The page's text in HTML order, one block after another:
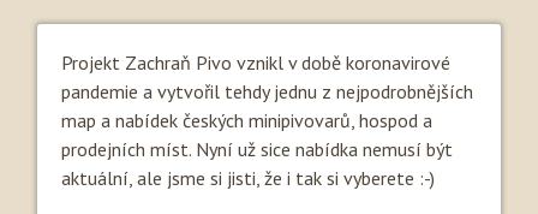
Projekt Zachraň Pivo vznikl v době koronavirové
pandemie a vytvořil tehdy jednu z nejpodrobnějších
map a nabídek českých minipivovarů, hospod a
prodejních míst. Nyní už sice nabídka nemusí být
aktuální, ale jsme si jisti, že i tak si vyberete :-)